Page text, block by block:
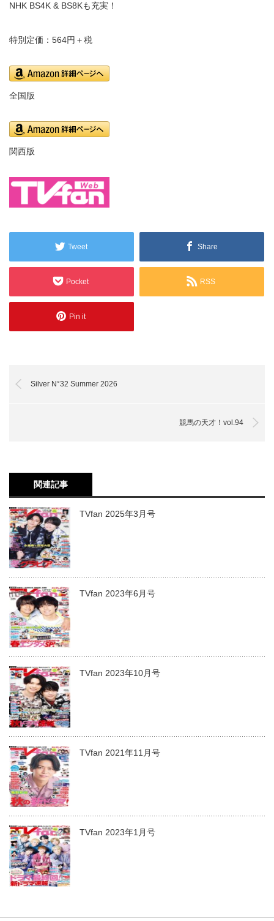
NHK BS4K & BS8Kも充実！
特別定価：564円＋税
全国版
関西版
Tweet Share
Pocket RSS
Pin it
Silver N°32 Summer 2026
競馬の天才！vol.94
関連記事
TVfan 2025年3月号
TVfan 2023年6月号
TVfan 2023年10月号
TVfan 2021年11月号
TVfan 2023年1月号